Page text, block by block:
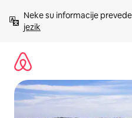
sadržaj
Neke su informacije
jezik